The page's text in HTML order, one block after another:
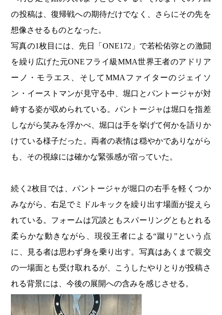
の投稿は、復帰戦への期待だけでなく、さらにその先を
想像させるものとなった。
写真の1枚目には、先日「ONE172」で若松佑弥との激闘
を繰り広げた元ONEフライ級MMA世界王者のアドリア
ーノ・モラエス、そしてMMAファイターのジェイソ
ン・イーストマンが見守る中、堀口とパントージャが対
峙する姿が収められている。パントージャは堀口を指差
しながら笑みを浮かべ、堀口は手を挙げて何かを語りか
けている様子だった。両者の表情は穏やかでありながら
も、その視線には確かな緊張感が宿っていた。
続く2枚目では、パントージャが堀口の右手を軽くつか
みながら、右足でミドルキックを繰り出す場面が捉えら
れている。フォームは冗談ともスパーリングともとれる
柔らかな動きながら、現役王者による“蹴り”という点
に、見る者は思わず身を乗り出す。写真はあくまで親交
の一場面とも受け取れるが、こうしたやりとりが投稿さ
れる背景には、今後の展開への含みを感じさせる。